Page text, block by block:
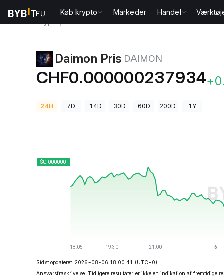
Køb krypto Markeder Handel
Daimon Pris DAIMON
CHF0.000000237934
24H 7D 14D 30D 60D 200D 1Y
Sidst opdateret: 2026-08-06 18:00:41 (UTC+0)
Ansvarsfraskrivelse: Tidligere resultater er ikke en indikation af fremtidige